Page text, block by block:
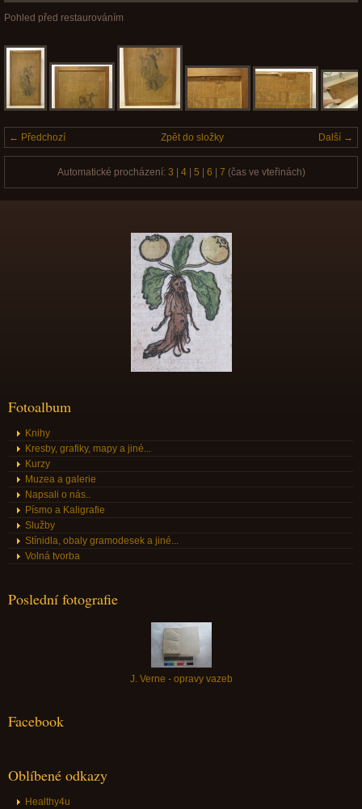
Pohled před restaurováním
← Předchozí Další →
Zpět do složky
Automatické procházení: 3 | 4| 5 | 6 | 7 (čas ve vteřinách)
Fotoalbum
Knihy
Kresby, grafiky, mapy a jiné...
Kurzy
Muzea a galerie
Napsali o nás..
Písmo a Kaligrafie
Služby
Stínidla, obaly gramodesek a jiné...
Volná tvorba
Poslední fotografie
J. Verne - opravy vazeb
Facebook
Oblíbené odkazy
Healthy4u